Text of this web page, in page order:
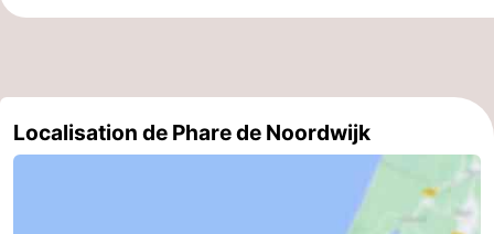
Kennermerland
Haarlem
-
Localisation de Phare de Noordwijk